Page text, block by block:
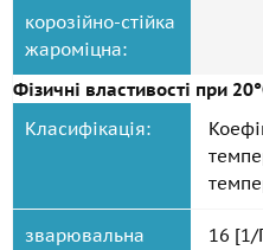
корозійно-стійка
жароміцна:
Фізичні властивості при
Класифікація:
зварювальна
16 [1/